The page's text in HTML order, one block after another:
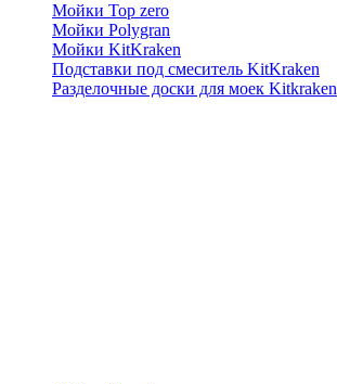
Мойки Top zero
Мойки Polygran
Мойки KitKraken
Подставки под смеситель KitKraken
Разделочные доски для моек Kitkraken